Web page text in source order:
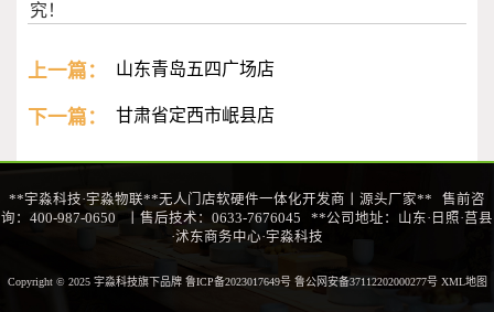
究！
上一篇： 山东青岛五四广场店
下一篇： 甘肃省定西市岷县店
**宇淼科技·宇淼物联**无人门店软硬件一体化开发商丨源头厂家** 售前咨
询：400-987-0650 丨售后技术：0633-7676045 **公司地址：山东·日照·莒县
·沭东商务中心·宇淼科技
Copyright © 2025 宇淼科技旗下品牌 鲁ICP备2023017649号 鲁公网安备37112202000277号 XML地图